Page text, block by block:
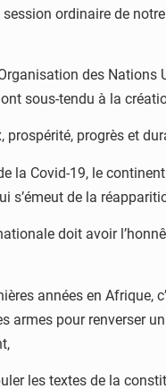
ordinaire de
des
sous-tendu à la
prospérité, progrès et
la Covid-19, le
s’émeut de la
doit avoir
années en
armes pour renverser
les textes de la